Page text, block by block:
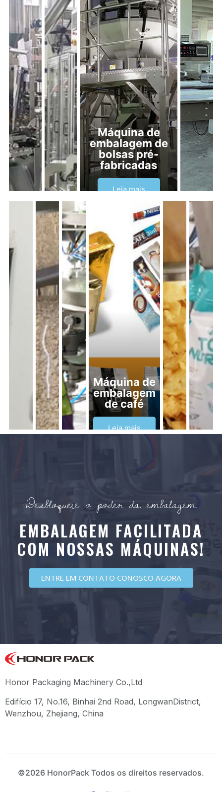
Máquina de
embalagem de
bolsas pré-
fabricadas
Leia mais
Máquina de
embalagem
de café
Leia mais
Desbloqueie o poder da embalagem
EMBALAGEM FACILITADA
COM NOSSAS MÁQUINAS!
ENTRE EM CONTATO CONOSCO AGORA
Honor Packaging Machinery Co.,Ltd
Edifício 17, No.16, Binhai 2nd Road, LongwanDistrict,
Wenzhou, Zhejiang, China
©2026 HonorPack Todos os direitos reservados.